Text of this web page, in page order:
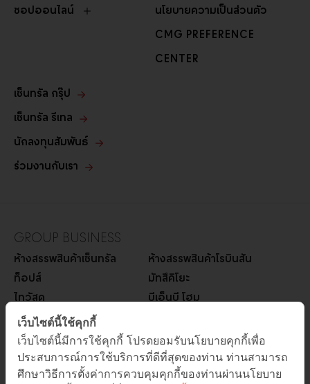
GROUP BUSINESS
ห้างสรรพสินค้าเซ็นทรัล
ท็อปส์
ไทวัสดุ
ออฟฟิศเมท
ห้างสรรพสินค้าโรบินสัน
มัทสึคิโยะ
บีเอ็นบี โฮม
ซูเปอร์สปอร์ต
โก โฮลเซลล์
ออโต้วัน
เพาเวอร์บาย
โรบินสันไลฟ์สไตล์
ชอปออนไลน์
นโยบายความเป็นส่วนตัว
CMG PREFERENCE
CENTER
เซ็นทรัล กรุ๊ป
เซ็นทรัล รีเทล
นักลงทุนสัมพันธ์
ร่วมงานกับเรา
เว็บไซต์นี้ใช้คุกกี้
เว็บไซต์นี้มีการใช้คุกกี้ โปรดยอมรับนโยบายคุกกี้เพื่อ
ประสบการณ์การใช้บริการที่ดีที่สุดของท่าน ท่านสามารถ
ศึกษาวิธีการตั้งค่าการควบคุมคุกกี้ของท่านผ่านนโยบาย